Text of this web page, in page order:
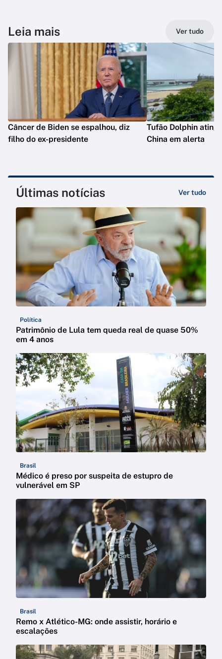
Leia mais Ver tudo
Câncer de Biden se espalhou, diz
filho do ex-presidente
Tufão Dolphin
China em alerta
Últimas notícias Ver tudo
Política
Patrimônio de Lula tem queda real de quase 50%
em 4 anos
Brasil
Médico é preso por suspeita de estupro de
vulnerável em SP
Brasil
Remo x Atlético-MG: onde assistir, horário e
escalações